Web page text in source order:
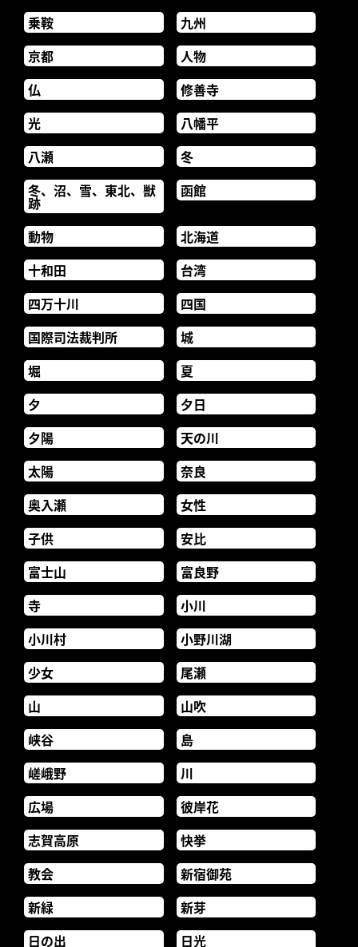
乗鞍
九州
京都
人物
仏
修善寺
光
八幡平
八瀬
冬
冬、沼、雪、東北、獣
跡
函館
動物
北海道
十和田
台湾
四万十川
四国
国際司法裁判所
城
堀
夏
夕
夕日
夕陽
天の川
太陽
奈良
奥入瀬
女性
子供
安比
富士山
富良野
寺
小川
小川村
小野川湖
少女
尾瀬
山
山吹
峡谷
島
嵯峨野
川
広場
彼岸花
志賀高原
快挙
教会
新宿御苑
新緑
新芽
日の出
日光